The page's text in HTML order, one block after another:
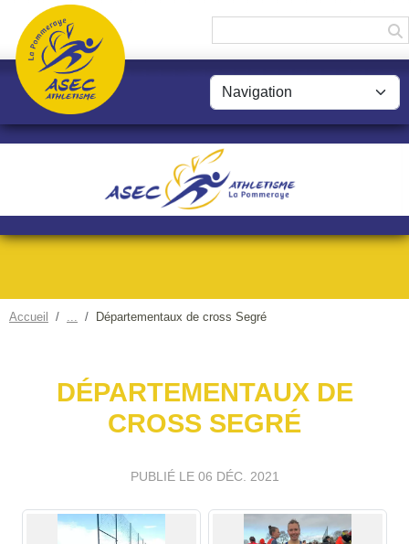
Accueil Départementaux de cross Segré
DÉPARTEMENTAUX DE
CROSS SEGRÉ
PUBLIÉ LE 06 DÉC. 2021
Panneau de gestion des cookies